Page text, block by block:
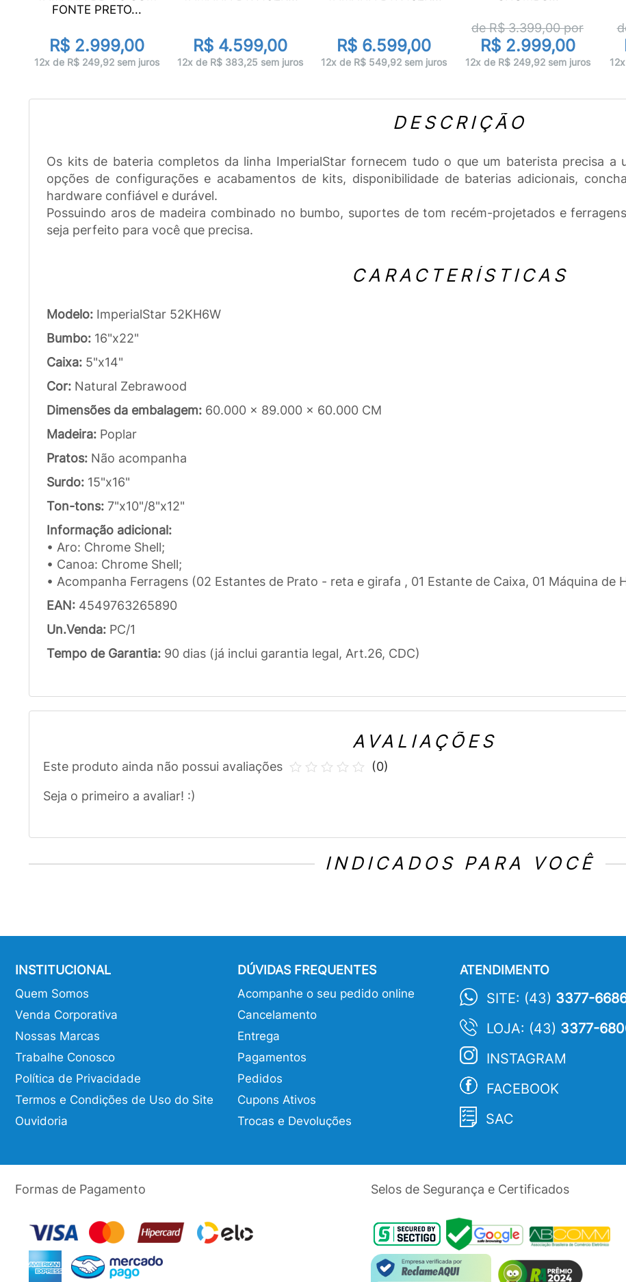
FONTE PRETO...
R$ 2.999,00
12x de R$ 249,92 sem juros
R$ 4.599,00
12x de R$ 383,25 sem juros
R$ 6.599,00
12x de R$ 549,92 sem juros
de R$3.399,00por
R$ 2.999,00
12x de R$ 249,92 sem juros
DESCRIÇÃO
Os kits de bateria completos da linha ImperialStar fornecem tudo o que um baterista precisa a
opções de configurações e acabamentos de kits, disponibilidade de baterias adicionais,
hardware confiável e durável.
Possuindo aros de madeira combinado no bumbo, suportes de tom recém-projetados e
seja perfeito para você que precisa.
CARACTERÍSTICAS
Modelo: ImperialStar 52KH6W
Bumbo: 16"x22"
Caixa: 5"x14"
Cor: Natural Zebrawood
Dimensões da embalagem: 60.000 x 89.000 x 60.000 CM
Madeira: Poplar
Pratos: Não acompanha
Surdo: 15"x16"
Ton-tons: 7"x10"/8"x12"
Informação adicional:
• Aro: Chrome Shell;
• Canoa: Chrome Shell;
• Acompanha Ferragens (02 Estantes de Prato - reta e girafa , 01 Estante de Caixa, 01 Máquina de
EAN: 4549763265890
Un.Venda: PC/1
Tempo de Garantia: 90 dias (já inclui garantia legal, Art.26, CDC)
AVALIAÇÕES
Este produto ainda não possui avaliações
Seja o primeiro a avaliar! :)
(0)
INDICADOS PARA VOCÊ
INSTITUCIONAL
Quem Somos
Venda Corporativa
Nossas Marcas
Trabalhe Conosco
Política de Privacidade
Termos e Condições de Uso do Site
Ouvidoria
DÚVIDAS FREQUENTES
Acompanhe o seu pedido online
Cancelamento
Entrega
Pagamentos
Pedidos
Cupons Ativos
Trocas e Devoluções
ATENDIMENTO
SITE: (43) 3377-
LOJA: (43) 3377-
INSTAGRAM
FACEBOOK
SAC
Formas de Pagamento Selos de Segurança e Certificados